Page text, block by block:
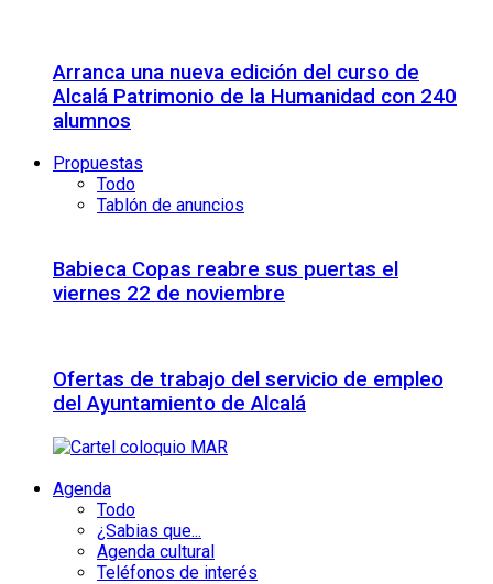
Arranca una nueva edición del curso de
Alcalá Patrimonio de la Humanidad con 240
alumnos
Propuestas
Todo
Tablón de anuncios
Babieca Copas reabre sus puertas el
viernes 22 de noviembre
Ofertas de trabajo del servicio de empleo
del Ayuntamiento de Alcalá
Agenda
Todo
¿Sabias que...
Agenda cultural
Teléfonos de interés